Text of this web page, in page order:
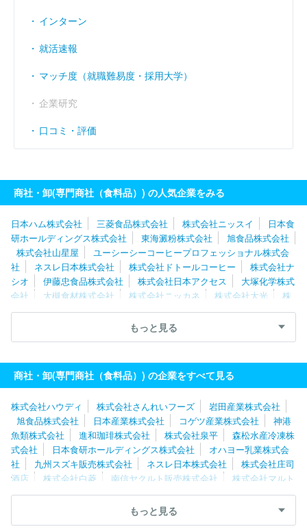
インターン
就活速報
マッチ度（就職難易度・採用大学）
企業研究
口コミ・評価
商社・卸(専門商社（食料品）) の人気企業をみる
日本ハム株式会社 三菱食品株式会社 株式会社ニッスイ
日本食
研ホールディングス株式会社
東海澱粉株式会社
旭食品株式会社
株式会社山星屋
ユーシーシーコーヒープロフェッショナル株式会
社
ネスレ日本株式会社 株式会社ドトールコーヒー
株式会社ナ
シオ
伊藤忠食品株式会社 株式会社日本アクセス
大塚化学株式
会社
大槻食材株式会社 株式会社ニッカネ 株式会社大光
株
式会社マルイチ産商
東洋冷蔵株式会社
株式会社ナリコマエンタ
株式会社庄司酒店 株式会社極洋
東京青果株式会
社
株式会社
株式会社フィラディス
もっと見る
商社・卸(専門商社（食料品）) の企業をすべて見る
株式会社ハウディ 株式会社さんれいフーズ
岩田産業株式会社
旭食品株式会社
日本産業株式会社 コゲツ産業株式会社
神港
魚類株式会社
進和珈琲株式会社 株式会社泉平
森松水産冷凍株
式会社
日本食研ホールディングス株式会社
オハヨー乳業株式会
社
九州スズキ販売株式会社 ネスレ日本株式会社
株式会社庄司
酒店
株式会社白菱 南信ヤクルト販売株式会社
株式会社マルト
水谷
大和産業株式会社 株式会社大光 株式会社名給
名古屋
株式会社昭和
株式会
社トーカン
もっと見る